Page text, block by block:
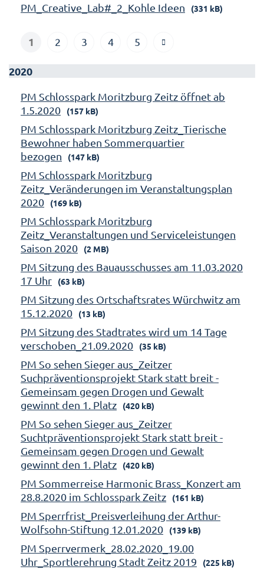
PM_Creative_Lab#_2_Kohle Ideen (331 kB)
1 2 3 4 5
2020
PM Schlosspark Moritzburg Zeitz öffnet ab
1.5.2020
(157 kB)
PM Schlosspark Moritzburg Zeitz_Tierische
Bewohner haben Sommerquartier
bezogen
(147 kB)
PM Schlosspark Moritzburg
Zeitz_Veränderungen im Veranstaltungsplan
2020
(169 kB)
PM Schlosspark Moritzburg
Zeitz_Veranstaltungen und Serviceleistungen
Saison 2020
(2 MB)
PM Sitzung des Bauausschusses am 11.03.2020
17 Uhr
(63 kB)
PM Sitzung des Ortschaftsrates Würchwitz am
15.12.2020
(13 kB)
PM Sitzung des Stadtrates wird um 14 Tage
verschoben_21.09.2020
(35 kB)
PM So sehen Sieger aus_Zeitzer
Suchpräventionsprojekt Stark statt breit -
Gemeinsam gegen Drogen und Gewalt
gewinnt den 1. Platz
(420 kB)
PM So sehen Sieger aus_Zeitzer
Suchtpräventionsprojekt Stark statt breit -
Gemeinsam gegen Drogen und Gewalt
gewinnt den 1. Platz
(420 kB)
PM Sommerreise Harmonic Brass_Konzert am
28.8.2020 im Schlosspark Zeitz
(161 kB)
PM Sperrfrist_Preisverleihung der Arthur-
Wolfsohn-Stiftung 12.01.2020
(139 kB)
PM Sperrvermerk_28.02.2020_19.00
Uhr_Sportlerehrung Stadt Zeitz 2019
(225 kB)